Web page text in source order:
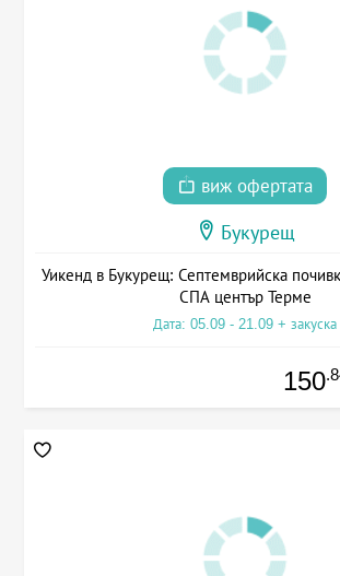
виж офертата
Букурещ
Уикенд в Букурещ: Септемврийска
СПА център Терме
Дата: 05.09 - 21.09 + закуска
150